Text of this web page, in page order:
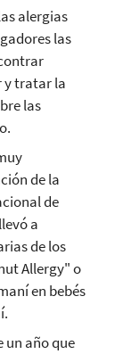
alergias
las
y tratar la
las
de la
de
a
de los
Allergy" o
en bebés
un año que